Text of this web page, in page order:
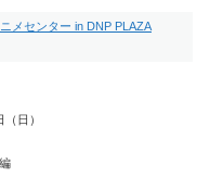
メセンター in DNP PLAZA
日）